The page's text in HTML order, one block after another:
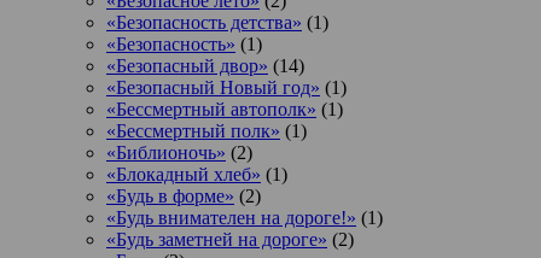
«Безопасность детства» (1)
«Безопасность» (1)
«Безопасный двор» (14)
«Безопасный Новый год» (1)
«Бессмертный автополк» (1)
«Бессмертный полк» (1)
«Библионочь» (2)
«Блокадный хлеб» (1)
«Будь в форме» (2)
«Будь внимателен на дороге!» (1)
«Будь заметней на дороге» (2)